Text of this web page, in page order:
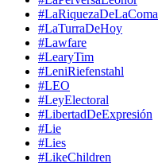
#LaRiquezaDeLaComa
#LaTurraDeHoy
#Lawfare
#LearyTim
#LeniRiefenstahl
#LEO
#LeyElectoral
#LibertadDeExpresión
#Lie
#Lies
#LikeChildren